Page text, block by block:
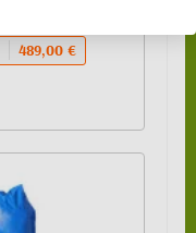
489,00 €